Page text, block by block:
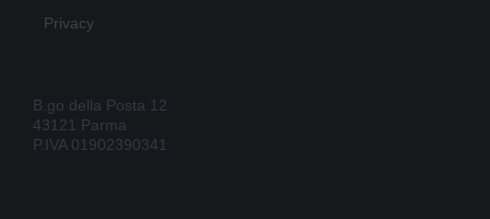
Privacy
B.go della Posta 12
43121 Parma
P.IVA 01902390341